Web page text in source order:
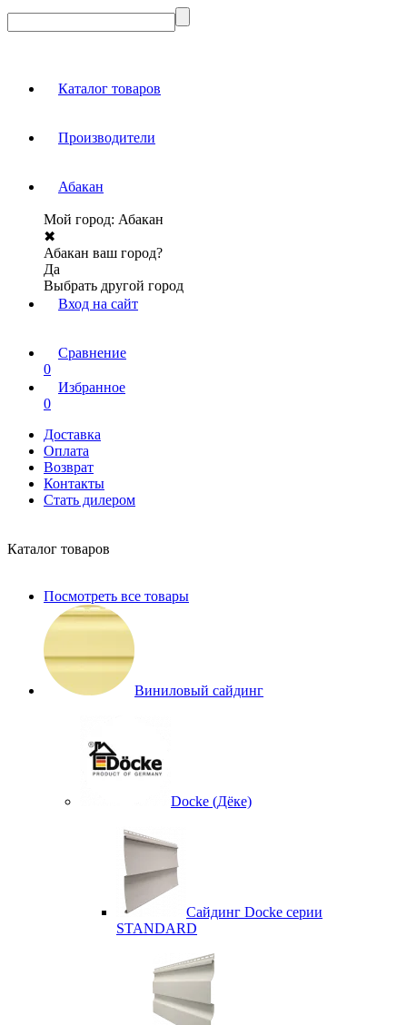
Каталог товаров
Производители
Абакан
Мой город: Абакан
✖
Абакан ваш город?
Да
Выбрать другой город
Вход на сайт
Сравнение
0
Избранное
0
Доставка
Оплата
Возврат
Контакты
Стать дилером
Каталог товаров
Посмотреть все товары
Виниловый сайдинг
Docke (Дёке)
Сайдинг Docke серии
STANDARD